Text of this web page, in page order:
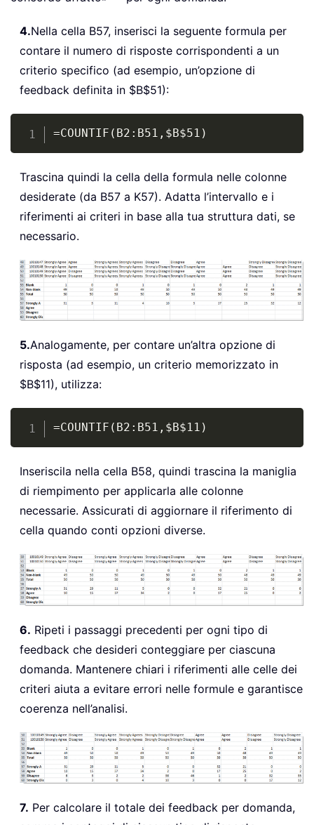
4.Nella cella B57, inserisci la seguente formula per
contare il numero di risposte corrispondenti a un
criterio specifico (ad esempio, un’opzione di
feedback definita in $B$51):
=COUNTIF(B2:B51,$B$51)
Trascina quindi la cella della formula nelle colonne
desiderate (da B57 a K57). Adatta l’intervallo e i
riferimenti ai criteri in base alla tua struttura dati, se
necessario.
5.Analogamente, per contare un’altra opzione di
risposta (ad esempio, un criterio memorizzato in
$B$11), utilizza:
=COUNTIF(B2:B51,$B$11)
Inseriscila nella cella B58, quindi trascina la maniglia
di riempimento per applicarla alle colonne
necessarie. Assicurati di aggiornare il riferimento di
cella quando conti opzioni diverse.
6. Ripeti i passaggi precedenti per ogni tipo di
feedback che desideri conteggiare per ciascuna
domanda. Mantenere chiari i riferimenti alle celle dei
criteri aiuta a evitare errori nelle formule e garantisce
coerenza nell’analisi.
7. Per calcolare il totale dei feedback per domanda,